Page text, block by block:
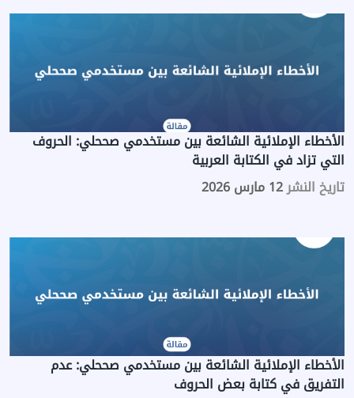
الأخطاء الإملائية الشائعة بين مستخدمي صححلي: الحروف
التي تزاد في الكتابة العربية
تاريخ النشر12 مارس 2026
الأخطاء الإملائية الشائعة بين مستخدمي صححلي: عدم
التفريق في كتابة بعض الحروف